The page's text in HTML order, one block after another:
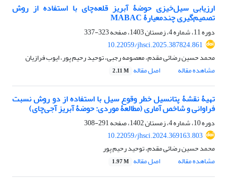
ارزیابی سیل‌خیزی حوضۀ آبریز قلعه‌چای با استفاده از روش
تصمیم‌گیری چندمعیارۀ MABAC
دوره 11، شماره 4، زمستان 1403، صفحه
323-337
10.22059/jhsci.2025.387824.861
محمد حسین رضائی مقدم، معصومه رجبی، توحید رحیم پور، ایوب فرازیان
مشاهده مقاله
اصل مقاله 2.11 M
تهیۀ نقشۀ پتانسیل خطر وقوع سیل با استفاده از دو روش نسبت
فراوانی و شاخص آماری (مطالعۀ موردی: حوضۀ آبریز آجی‌چای)
دوره 10، شماره 4، زمستان 1402، صفحه
291-308
10.22059/jhsci.2024.369163.803
محمد حسین رضائی مقدم، توحید رحیم پور
مشاهده مقاله
اصل مقاله 1.97 M